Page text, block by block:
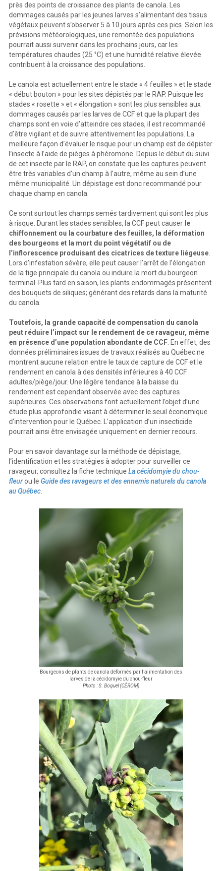
près des points de croissance des plants de canola. Les
dommages causés par les jeunes larves s’alimentant des tissus
végétaux peuvent s’observer 5 à 10 jours après ces pics. Selon les
prévisions météorologiques, une remontée des populations
pourrait aussi survenir dans les prochains jours, car les
températures chaudes (25 °C) et une humidité relative élevée
contribuent à la croissance des populations.
Le canola est actuellement entre le stade « 4 feuilles » et le stade
« début bouton » pour les sites dépistés par le RAP. Puisque les
stades « rosette » et « élongation » sont les plus sensibles aux
dommages causés par les larves de CCF et que la plupart des
champs sont en voie d’atteindre ces stades, il est recommandé
d’être vigilant et de suivre attentivement les populations. La
meilleure façon d’évaluer le risque pour un champ est de dépister
l’insecte à l’aide de pièges à phéromone. Depuis le début du suivi
de cet insecte par le RAP, on constate que les captures peuvent
être très variables d’un champ à l’autre, même au sein d’une
même municipalité. Un dépistage est donc recommandé pour
chaque champ en canola.
Ce sont surtout les champs semés tardivement qui sont les plus
à risque. Durant les stades sensibles, la CCF peut causer le
chiffonnement ou la courbature des feuilles, la déformation
des bourgeons et la mort du point végétatif ou de
l’inflorescence produisant des cicatrices de texture liégeuse.
Lors d’infestation sévère, elle peut causer l’arrêt de l’élongation
de la tige principale du canola ou induire la mort du bourgeon
terminal. Plus tard en saison, les plants endommagés présentent
des bouquets de siliques; générant des retards dans la maturité
du canola.
Toutefois, la grande capacité de compensation du canola
peut réduire l’impact sur le rendement de ce ravageur, même
en présence d’une population abondante de CCF. En effet, des
données préliminaires issues de travaux réalisés au Québec ne
montrent aucune relation entre le taux de capture de CCF et le
rendement en canola à des densités inférieures à 40 CCF
adultes/piège/jour. Une légère tendance à la baisse du
rendement est cependant observée avec des captures
supérieures. Ces observations font actuellement l’objet d’une
étude plus approfondie visant à déterminer le seuil économique
d’intervention pour le Québec. L’application d’un insecticide
pourrait ainsi être envisagée uniquement en dernier recours.
Pour en savoir davantage sur la méthode de dépistage,
l’identification et les stratégies à adopter pour surveiller ce
ravageur, consultez la fiche technique La cécidomyie du chou-
fleurou le Guide des ravageurs et des ennemis naturels du canola
au Québec.
Bourgeons de plants de canola déformés par l’alimentation des
larves de la cécidomyie du chou-fleur
Photo : S. Boquel (CÉROM)